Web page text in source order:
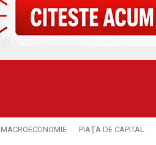
MACROECONOMIE PIAŢA DE CAPITAL